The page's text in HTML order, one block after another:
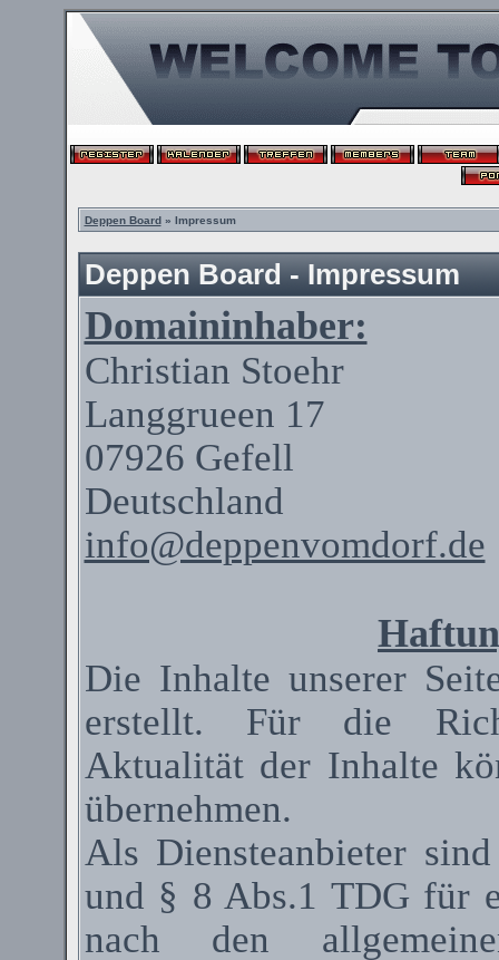
Deppen Board» Impressum
Deppen Board - Impressum
Domaininhaber:
Christian Stoehr
Langgrueen 17
07926 Gefell
Deutschland
info@deppenvomdorf.de
Die Inhalte unserer
erstellt. Für die
Aktualität der Inhalte
übernehmen.
Als Diensteanbieter
und § 8 Abs.1 TDG für
nach den